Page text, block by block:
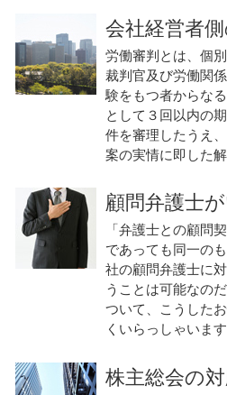
会社経営者
労働審判とは、個
裁判官及び労働関
験をもつ者からな
として３回以内の
件を審理したうえ
案の実情に即した
顧問弁護士
「弁護士との顧問
であっても同一の
社の顧問弁護士に
うことは可能なの
ついて、こうした
くいらっしゃいま
株主総会の